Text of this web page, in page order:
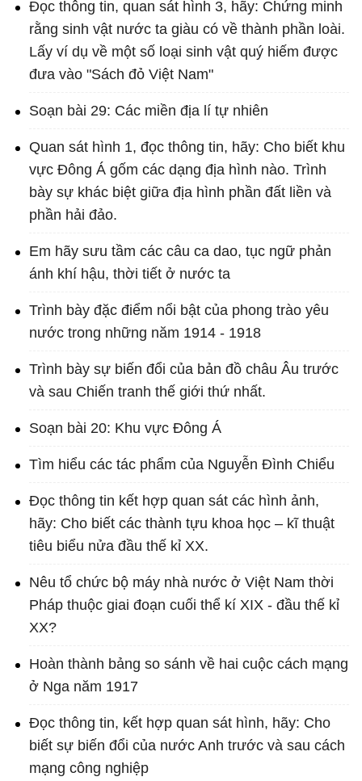
Đọc thông tin, quan sát hình 3, hãy: Chứng minh
rằng sinh vật nước ta giàu có về thành phần loài.
Lấy ví dụ về một số loại sinh vật quý hiếm được
đưa vào "Sách đỏ Việt Nam"
Soạn bài 29: Các miền địa lí tự nhiên
Quan sát hình 1, đọc thông tin, hãy: Cho biết khu
vực Đông Á gốm các dạng địa hình nào. Trình
bày sự khác biệt giữa địa hình phần đất liền và
phần hải đảo.
Em hãy sưu tầm các câu ca dao, tục ngữ phản
ánh khí hậu, thời tiết ở nước ta
Trình bày đặc điểm nổi bật của phong trào yêu
nước trong những năm 1914 - 1918
Trình bày sự biến đổi của bản đồ châu Âu trước
và sau Chiến tranh thế giới thứ nhất.
Soạn bài 20: Khu vực Đông Á
Tìm hiểu các tác phẩm của Nguyễn Đình Chiểu
Đọc thông tin kết hợp quan sát các hình ảnh,
hãy: Cho biết các thành tựu khoa học – kĩ thuật
tiêu biểu nửa đầu thế kỉ XX.
Nêu tổ chức bộ máy nhà nước ở Việt Nam thời
Pháp thuộc giai đoạn cuối thể kí XIX - đầu thế kỉ
XX?
Hoàn thành bảng so sánh về hai cuộc cách mạng
ở Nga năm 1917
Đọc thông tin, kết hợp quan sát hình, hãy: Cho
biết sự biến đổi của nước Anh trước và sau cách
mạng công nghiệp